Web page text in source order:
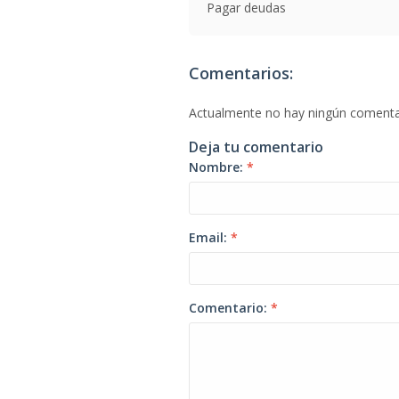
Pagar deudas
Comentarios:
Actualmente no hay ningún
Deja tu comentario
Nombre: *
Email: *
Comentario: *